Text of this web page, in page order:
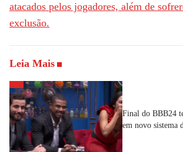
atacados pelos jogadores, além de
exclusão.
Leia Mais
Final do BBB24
em novo sistema